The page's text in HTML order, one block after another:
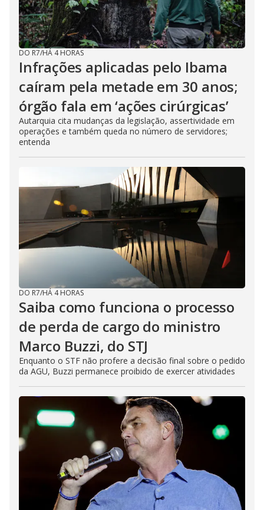
DO R7/HÁ 4 HORAS
Infrações aplicadas pelo Ibama
caíram pela metade em 30 anos;
órgão fala em ‘ações cirúrgicas’
Autarquia cita mudanças da legislação, assertividade em
operações e também queda no número de servidores;
entenda
DO R7/HÁ 4 HORAS
Saiba como funciona o processo
de perda de cargo do ministro
Marco Buzzi, do STJ
Enquanto o STF não profere a decisão final sobre o pedido
da AGU, Buzzi permanece proibido de exercer atividades